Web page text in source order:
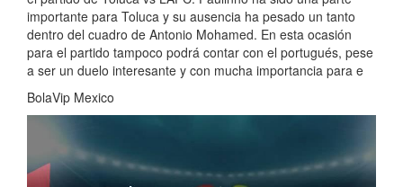
importante para Toluca y su ausencia ha pesado un tanto
dentro del cuadro de Antonio Mohamed. En esta ocasión
para el partido tampoco podrá contar con el portugués, pese
a ser un duelo interesante y con mucha importancia para e
BolaVip Mexico